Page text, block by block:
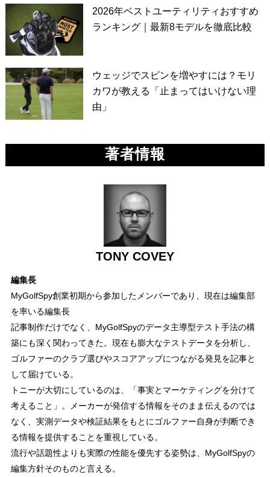
2026年ベストユーティリティおすすめ
ランキング｜最新8モデルを徹底比較
ウェッジでスピンを増やすには？モリ
カワが教える「止まってはいけない理
由」
著者情報
TONY COVEY
編集長
MyGolfSpy創業初期から参加したメンバーであり、現在は編集部
を率いる編集長
記事制作だけでなく、MyGolfSpyのデータ主導型テスト手法の構
築にも深く関わってきた。現在も膨大なテストデータを分析し、
ゴルファーのクラブ選びやスコアアップにつながる発見を記事と
して届けている。
トニーが大切にしているのは、「事実とマーケティングを分けて
考えること」。メーカーが発信する情報をそのまま伝えるのでは
なく、実測データや検証結果をもとにゴルファー自身が判断でき
る情報を提供することを重視している。
流行や話題性よりも実際の性能を優先する姿勢は、MyGolfSpyの
編集方針そのものと言える。